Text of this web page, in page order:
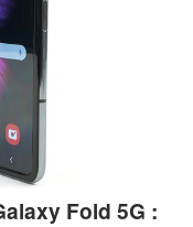
Fold 5G :